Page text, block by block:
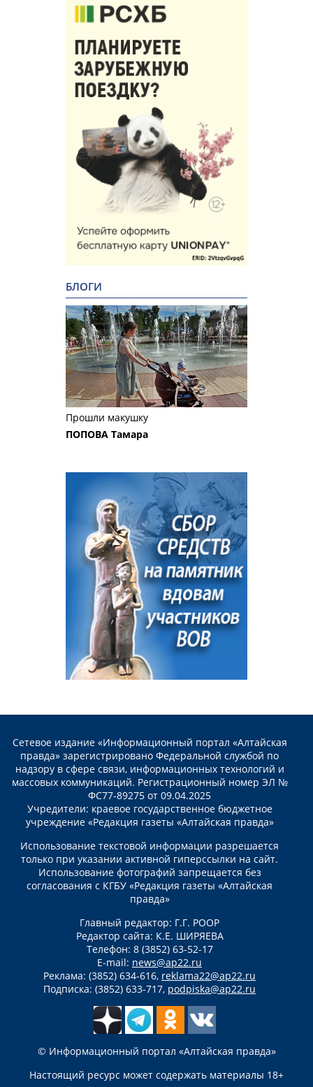
БЛОГИ
Прошли макушку
ПОПОВА Тамара
Сетевое издание «Информационный портал «Алтайская
правда» зарегистрировано Федеральной службой по
надзору в сфере связи, информационных технологий и
массовых коммуникаций. Регистрационный номер ЭЛ №
ФС77-89275 от 09.04.2025
Учредители: краевое государственное бюджетное
учреждение «Редакция газеты «Алтайская правда»
Использование текстовой информации разрешается
только при указании активной гиперссылки на сайт.
Использование фотографий запрещается без
согласования с КГБУ «Редакция газеты «Алтайская
правда»
Главный редактор: Г.Г. РООР
Редактор сайта: К.Е. ШИРЯЕВА
Телефон: 8 (3852) 63-52-17
E-mail: news@ap22.ru
Реклама: (3852) 634-616, reklama22@ap22.ru
Подписка: (3852) 633-717, podpiska@ap22.ru
© Информационный портал «Алтайская правда»
Настоящий ресурс может содержать материалы 18+